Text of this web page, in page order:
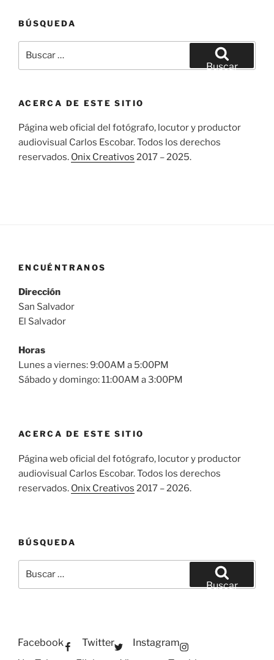
BÚSQUEDA
por:
Buscar
ACERCA DE ESTE SITIO
Página web oficial del fotógrafo, locutor y productor
audiovisual Carlos Escobar. Todos los derechos
reservados. Onix Creativos 2017 – 2025.
ENCUÉNTRANOS
Dirección
San Salvador
El Salvador
Horas
Lunes a viernes: 9:00AM a 5:00PM
Sábado y domingo: 11:00AM a 3:00PM
ACERCA DE ESTE SITIO
Página web oficial del fotógrafo, locutor y productor
audiovisual Carlos Escobar. Todos los derechos
reservados. Onix Creativos 2017 – 2026.
BÚSQUEDA
por:
Buscar
Facebook Twitter
Instagram